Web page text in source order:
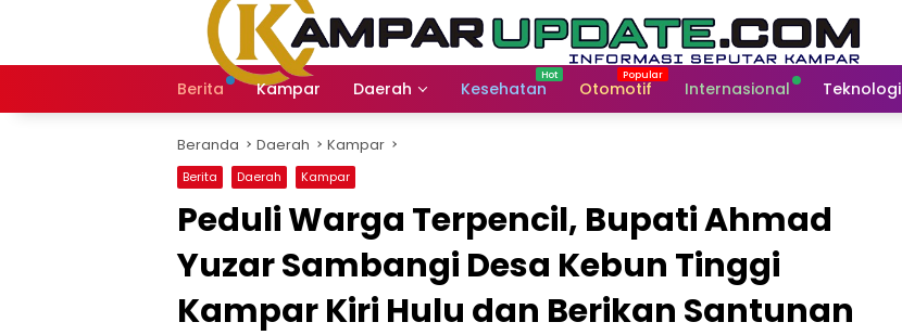
Berita Kampar Daerah Kesehatan Otomotif Internasional Teknologi
Beranda Daerah Kampar
Berita Daerah Kampar
Peduli Warga Terpencil, Bupati Ahmad
Yuzar Sambangi Desa Kebun Tinggi
Kampar Kiri Hulu dan Berikan Santunan